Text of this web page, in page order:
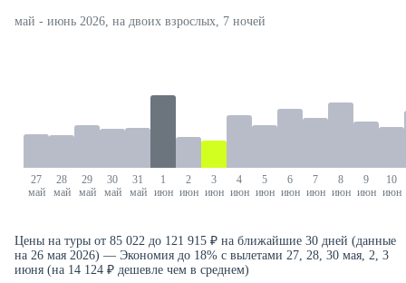
май - июнь 2026, на двоих взрослых, 7 ночей
27
май
28
май
29
май
30
май
31
май
1
июн
2
июн
3
июн
4
июн
5
июн
6
июн
7
июн
8
июн
9
июн
10
июн
Цены на туры от 85 022 до 121 915 ₽ на ближайшие 30 дней (данные
на 26 мая 2026) — Экономия до 18% с вылетами 27, 28, 30 мая, 2, 3
июня (на 14 124 ₽ дешевле чем в среднем)